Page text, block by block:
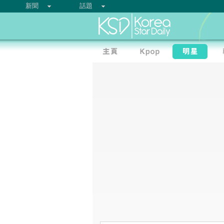
新聞 話題